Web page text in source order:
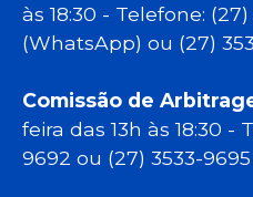
às 18:30 - Telefone:
(WhatsApp) ou (27)
Comissão de
feira das 13h às 18:30 -
9692 ou (27) 3533-9695